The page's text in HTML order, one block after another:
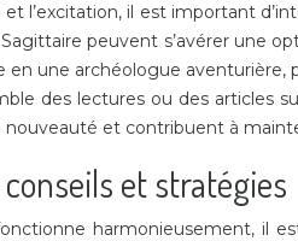
l’excitation, il est important
peuvent s’avérer une
en une archéologue
des lectures ou des articles
nouveauté et contribuent à
et stratégies
harmonieusement, il